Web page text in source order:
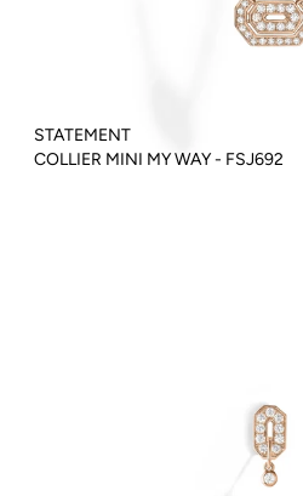
STATEMENT
COLLIER MINI MY WAY - FSJ692